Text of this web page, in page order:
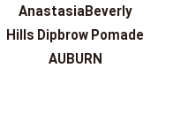
AnastasiaBeverly
Hills Dipbrow Pomade
AUBURN